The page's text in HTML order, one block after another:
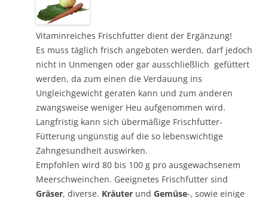
Vitaminreiches Frischfutter dient der Ergänzung!
Es muss täglich frisch angeboten werden, darf jedoch
nicht in Unmengen oder gar ausschließlich gefüttert
werden, da zum einen die Verdauung ins
Ungleichgewicht geraten kann und zum anderen
zwangsweise weniger Heu aufgenommen wird.
Langfristig kann sich übermäßige Frischfutter-
Fütterung ungünstig auf die so lebenswichtige
Zahngesundheit auswirken.
Empfohlen wird 80 bis 100 g pro ausgewachsenem
Meerschweinchen. Geeignetes Frischfutter sind
Gräser, diverse. Kräuter und Gemüse-, sowie einige